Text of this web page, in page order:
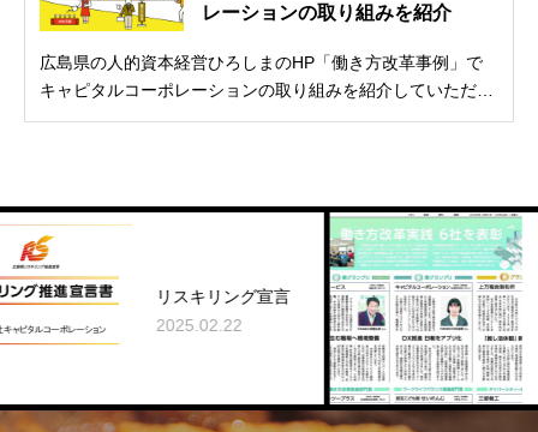
レーションの取り組みを紹介
広島県の人的資本経営ひろしまのHP「働き方改革事例」で
キャピタルコーポレーションの取り組みを紹介していただき
ました。https://...
リスキリング宣言
2025.02.22
中国新聞で
タルコーポ
ョンの事例
されました
2026.01.01